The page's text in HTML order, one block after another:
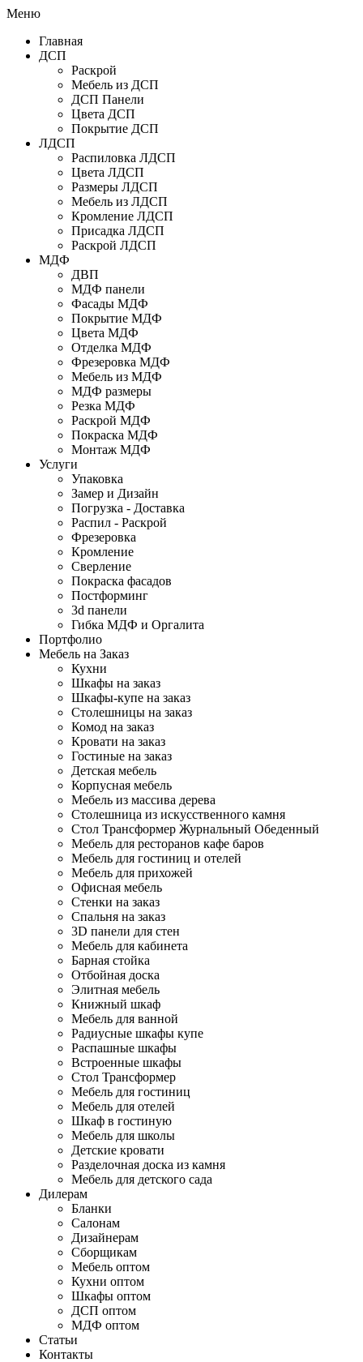
Меню
Главная
ДСП
Раскрой
Мебель из ДСП
ДСП Панели
Цвета ДСП
Покрытие ДСП
ЛДСП
Распиловка ЛДСП
Цвета ЛДСП
Размеры ЛДСП
Мебель из ЛДСП
Кромление ЛДСП
Присадка ЛДСП
Раскрой ЛДСП
МДФ
ДВП
МДФ панели
Фасады МДФ
Покрытие МДФ
Цвета МДФ
Отделка МДФ
Фрезеровка МДФ
Мебель из МДФ
МДФ размеры
Резка МДФ
Раскрой МДФ
Покраска МДФ
Монтаж МДФ
Услуги
Упаковка
Замер и Дизайн
Погрузка - Доставка
Распил - Раскрой
Фрезеровка
Кромление
Сверление
Покраска фасадов
Постформинг
3d панели
Гибка МДФ и Оргалита
Портфолио
Мебель на Заказ
Кухни
Шкафы на заказ
Шкафы-купе на заказ
Столешницы на заказ
Комод на заказ
Кровати на заказ
Гостиные на заказ
Детская мебель
Корпусная мебель
Мебель из массива дерева
Столешница из искусственного камня
Стол Трансформер Журнальный Обеденный
Мебель для ресторанов кафе баров
Мебель для гостиниц и отелей
Мебель для прихожей
Офисная мебель
Стенки на заказ
Спальня на заказ
3D панели для стен
Мебель для кабинета
Барная стойка
Отбойная доска
Элитная мебель
Книжный шкаф
Мебель для ванной
Радиусные шкафы купе
Распашные шкафы
Встроенные шкафы
Стол Трансформер
Мебель для гостиниц
Мебель для отелей
Шкаф в гостиную
Мебель для школы
Детские кровати
Разделочная доска из камня
Мебель для детского сада
Дилерам
Бланки
Салонам
Дизайнерам
Сборщикам
Мебель оптом
Кухни оптом
Шкафы оптом
ДСП оптом
МДФ оптом
Статьи
Контакты